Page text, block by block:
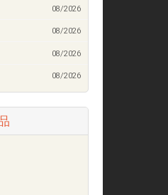
08/2026
08/2026
08/2026
08/2026